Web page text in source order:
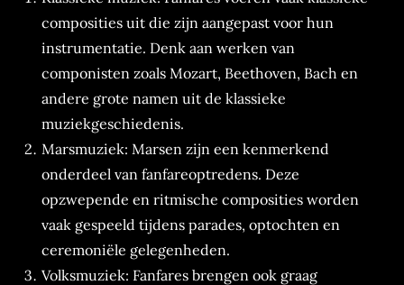
composities uit die zijn aangepast voor hun
instrumentatie. Denk aan werken van
componisten zoals Mozart, Beethoven, Bach en
andere grote namen uit de klassieke
muziekgeschiedenis.
Marsmuziek: Marsen zijn een kenmerkend
onderdeel van fanfareoptredens. Deze
opzwepende en ritmische composities worden
vaak gespeeld tijdens parades, optochten en
ceremoniële gelegenheden.
Volksmuziek: Fanfares brengen ook graag